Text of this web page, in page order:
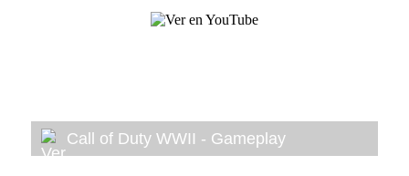
Call of Duty WWII - Gameplay